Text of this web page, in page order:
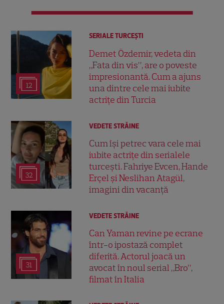
12
SERIALE TURCEŞTI
Demet Özdemir, vedeta din
„Fata din vis”, are o poveste
impresionantă. Cum a ajuns
una dintre cele mai iubite
actrițe din Turcia
32
VEDETE STRĂINE
Cum își petrec vara cele mai
iubite actrițe din serialele
turcești. Fahriye Evcen, Hande
Erçel și Neslihan Atagül,
imagini din vacanță
31
VEDETE STRĂINE
Can Yaman revine pe ecrane
într-o ipostază complet
diferită. Actorul joacă un
avocat în noul serial „Bro”,
filmat în Italia